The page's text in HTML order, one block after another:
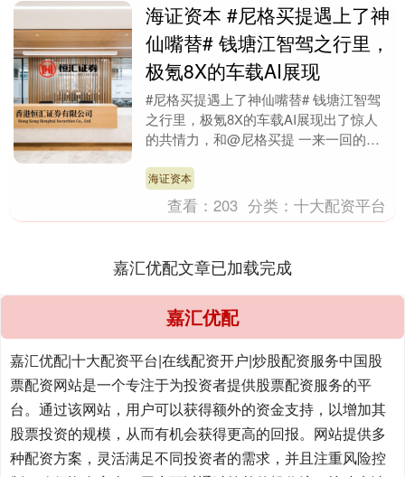
海证资本 #尼格买提遇上了神
仙嘴替# 钱塘江智驾之行里，
极氪8X的车载AI展现
#尼格买提遇上了神仙嘴替# 钱塘江智驾
之行里，极氪8X的车载AI展现出了惊人
的共情力，和@尼格买提 一来一回的闲
玩笑都能稳稳....
海证资本
查看：203 分类：十大配资平台
嘉汇优配文章已加载完成
嘉汇优配
嘉汇优配|十大配资平台|在线配资开户|炒股配资服务中国股
票配资网站是一个专注于为投资者提供股票配资服务的平
台。通过该网站，用户可以获得额外的资金支持，以增加其
股票投资的规模，从而有机会获得更高的回报。网站提供多
种配资方案，灵活满足不同投资者的需求，并且注重风险控